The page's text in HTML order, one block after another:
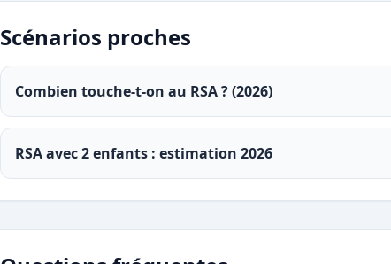
Scénarios proches
Combien touche-t-on au RSA ? (2026)
RSA avec 2 enfants : estimation 2026